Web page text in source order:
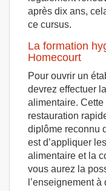
après dix ans,
ce cursus.
La formation
Homecourt
Pour ouvrir un
devrez effectuer
alimentaire.
restauration
diplôme reconnu
est d’appliquer
alimentaire et la
vous aurez la
l’enseignement à